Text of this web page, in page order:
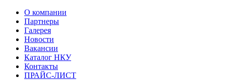
О компании
Партнеры
Галерея
Новости
Вакансии
Каталог НКУ
Контакты
ПРАЙС-ЛИСТ